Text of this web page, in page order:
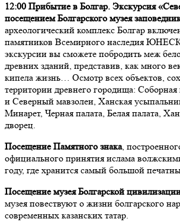
12:00 Прибытие в Болгар. Экскурсия
посещением Болгарского музея
археологический комплекс Болгар
памятников Всемирного наследия
экскурсии вы сможете побродить меж
древних зданий, представив, как много
кипела жизнь… Осмотр всех объектов,
территории древнего городища:
и Северный мавзолеи, Ханская
Минарет, Черная палата, Белая палата,
дворец.
Посещение Памятного знака,
официального принятия ислама
году, где хранится самый большой
Посещение музея Болгарской
музея повествуют о жизни болгарского
современных казанских татар.